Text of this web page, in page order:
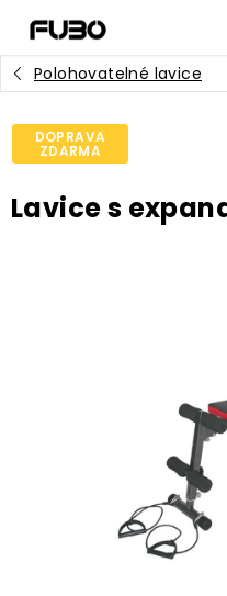
obsah
Polohovatelné lavice
DOPRAVA
ZDARMA
Lavice s